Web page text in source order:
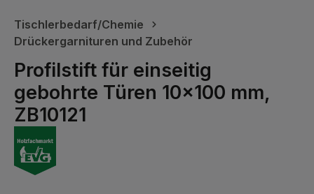
Tischlerbedarf/Chemie
Drückergarnituren und Zubehör
Profilstift für einseitig
gebohrte Türen 10x100 mm,
ZB10121